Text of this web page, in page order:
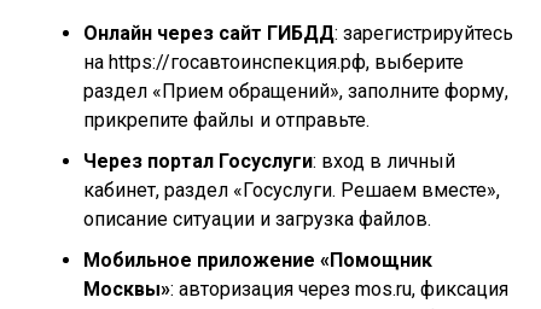
Онлайн через сайт ГИБДД: зарегистрируйтесь
на https://госавтоинспекция.рф, выберите
раздел «Прием обращений», заполните форму,
прикрепите файлы и отправьте.
Через портал Госуслуги: вход в личный
кабинет, раздел «Госуслуги. Решаем вместе»,
описание ситуации и загрузка файлов.
Мобильное приложение «Помощник
Москвы»: авторизация через mos.ru, фиксация